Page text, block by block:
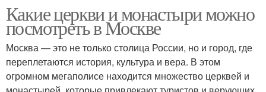
Какие церкви и монастыри можно
посмотреть в Москве
Москва — это не только столица России, но и город, где
переплетаются история, культура и вера. В этом
огромном мегаполисе находится множество церквей и